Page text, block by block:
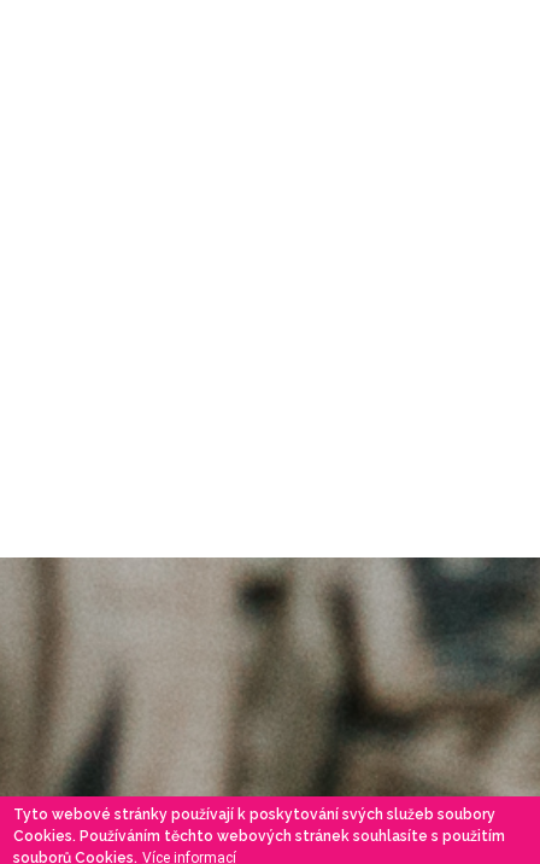
Tyto webové stránky používají k poskytování svých služeb soubory
Cookies. Používáním těchto webových stránek souhlasíte s použitím
souborů Cookies. Více informací